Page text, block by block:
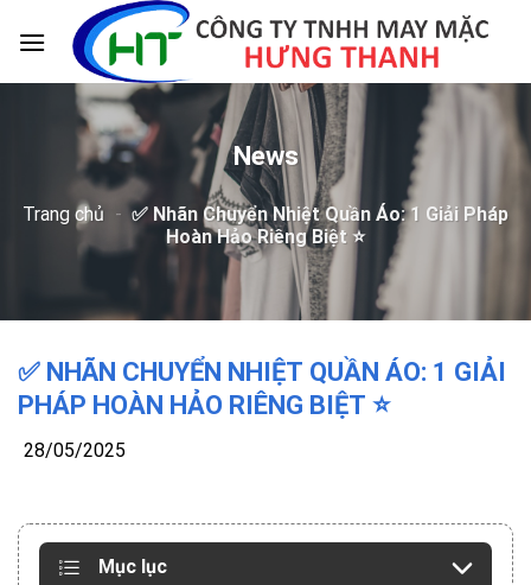
News
Trang chủ - ✅ Nhãn Chuyển Nhiệt Quần Áo: 1 Giải Pháp
Hoàn Hảo Riêng Biệt ⭐️
✅ NHÃN CHUYỂN NHIỆT QUẦN ÁO: 1 GIẢI
PHÁP HOÀN HẢO RIÊNG BIỆT ⭐️
28/05/2025
Mục lục